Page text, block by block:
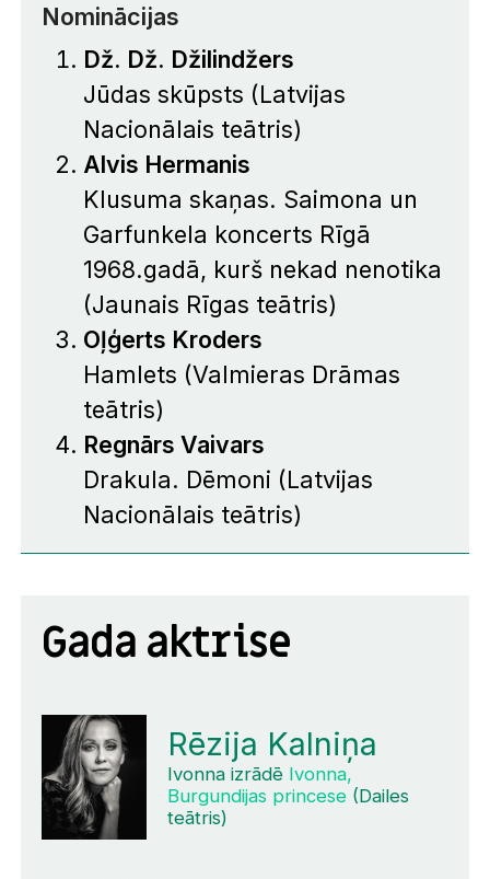
Nominācijas
Dž. Dž. Džilindžers
Jūdas skūpsts (Latvijas
Nacionālais teātris)
Alvis Hermanis
Klusuma skaņas. Saimona un
Garfunkela koncerts Rīgā
1968.gadā, kurš nekad nenotika
(Jaunais Rīgas teātris)
Oļģerts Kroders
Hamlets (Valmieras Drāmas
teātris)
Regnārs Vaivars
Drakula. Dēmoni (Latvijas
Nacionālais teātris)
Gada aktrise
Rēzija Kalniņa
Ivonna izrādē Ivonna,
Burgundijas princese (Dailes
teātris)